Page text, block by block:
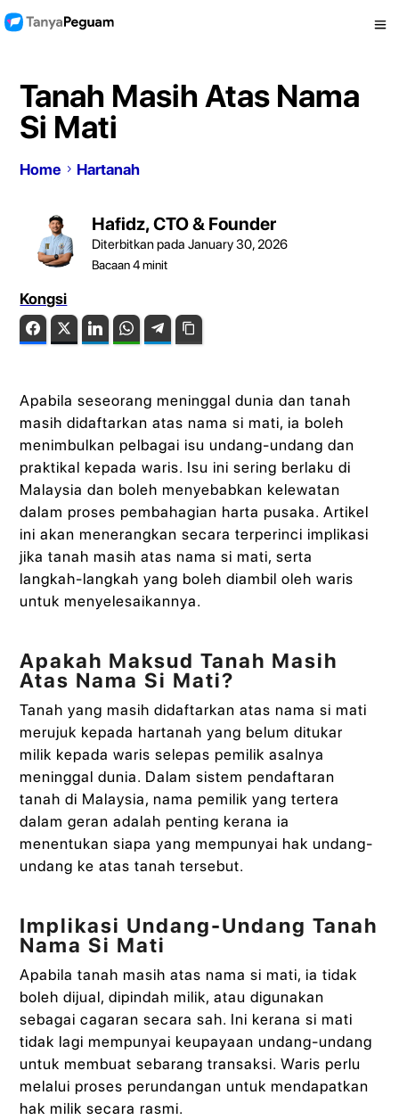
Tanah Masih Atas Nama
Si Mati
Home Hartanah
Hafidz, CTO & Founder
Diterbitkan pada January 30, 2026
Bacaan4minit
Kongsi
FacebookTwitter LinkedIn WhatsAppTelegram
Apabila seseorang meninggal dunia dan tanah
masih didaftarkan atas nama si mati, ia boleh
menimbulkan pelbagai isu undang-undang dan
praktikal kepada waris. Isu ini sering berlaku di
Malaysia dan boleh menyebabkan kelewatan
dalam proses pembahagian harta pusaka. Artikel
ini akan menerangkan secara terperinci implikasi
jika tanah masih atas nama si mati, serta
langkah-langkah yang boleh diambil oleh waris
untuk menyelesaikannya.
Apakah Maksud Tanah Masih
Atas Nama Si Mati?
Tanah yang masih didaftarkan atas nama si mati
merujuk kepada hartanah yang belum ditukar
milik kepada waris selepas pemilik asalnya
meninggal dunia. Dalam sistem pendaftaran
tanah di Malaysia, nama pemilik yang tertera
dalam geran adalah penting kerana ia
menentukan siapa yang mempunyai hak undang-
undang ke atas tanah tersebut.
Implikasi Undang-Undang Tanah
Nama Si Mati
Apabila tanah masih atas nama si mati, ia tidak
boleh dijual, dipindah milik, atau digunakan
sebagai cagaran secara sah. Ini kerana si mati
tidak lagi mempunyai keupayaan undang-undang
untuk membuat sebarang transaksi. Waris perlu
melalui proses perundangan untuk mendapatkan
hak milik secara rasmi.